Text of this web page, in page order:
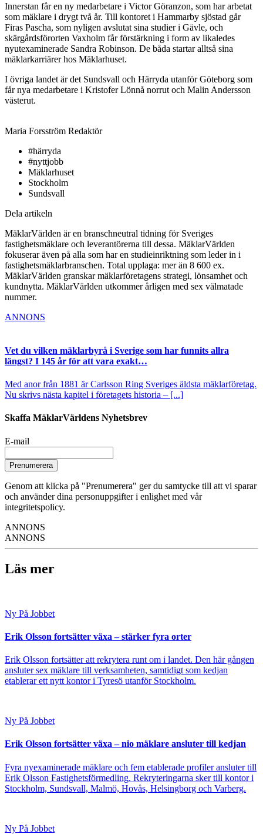
Innerstan får en ny medarbetare i Victor Göranzon, som har arbetat
som mäklare i drygt två år. Till kontoret i Hammarby sjöstad går
Firas Pascha, som nyligen avslutat sina studier i Gävle, och
skärgårdsförorten Vaxholm får förstärkning i form av likaledes
nyutexaminerade Sandra Robinson. De båda startar alltså sina
mäklarkarriärer hos Mäklarhuset.
I övriga landet är det Sundsvall och Härryda utanför Göteborg som
får nya medarbetare i Kristofer Lönnå norrut och Malin Andersson
västerut.
Maria Forsström Redaktör
#härryda
#nyttjobb
Mäklarhuset
Stockholm
Sundsvall
Dela artikeln
MäklarVärlden är en branschneutral tidning för Sveriges
fastighetsmäklare och leverantörerna till dessa. MäklarVärlden
fokuserar även på alla som har en studieinriktning som leder in i
fastighetsmäklarbranschen. Total upplaga: mer än 8 600 ex.
MäklarVärlden granskar mäklarföretagens strategi, lönsamhet och
kundnytta. MäklarVärlden utkommer årligen med sex välmatade
nummer.
ANNONS
Vet du vilken mäklarbyrå i Sverige som har funnits allra
längst? I 145 år för att vara exakt…
Med anor från 1881 är Carlsson Ring Sveriges äldsta mäklarföretag.
Nu skrivs nästa kapitel i företagets historia – [...]
Skaffa MäklarVärldens Nyhetsbrev
E-mail
Prenumerera
Genom att klicka på "Prenumerera" ger du samtycke till att vi sparar
och använder dina personuppgifter i enlighet med vår
integritetspolicy.
ANNONS
ANNONS
Läs mer
Ny På Jobbet
Erik Olsson fortsätter växa – stärker fyra orter
Erik Olsson fortsätter att rekrytera runt om i landet. Den här gången
ansluter sex mäklare till verksamheten, samtidigt som kedjan
etablerar ett nytt kontor i Tyresö utanför Stockholm.
Ny På Jobbet
Erik Olsson fortsätter växa – nio mäklare ansluter till kedjan
Fyra nyexaminerade mäklare och fem etablerade profiler ansluter till
Erik Olsson Fastighetsförmedling. Rekryteringarna sker till kontor i
Stockholm, Sundsvall, Malmö, Hovås, Helsingborg och Varberg.
Ny På Jobbet